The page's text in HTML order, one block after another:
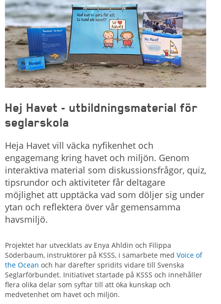
Hej Havet - utbildningsmaterial för
seglarskola
Heja Havet vill väcka nyfikenhet och
engagemang kring havet och miljön. Genom
interaktiva material som diskussionsfrågor, quiz,
tipsrundor och aktiviteter får deltagare
möjlighet att upptäcka vad som döljer sig under
ytan och reflektera över vår gemensamma
havsmiljö.
Projektet har utvecklats av Enya Ahldin och Filippa
Söderbaum, instruktörer på KSSS, i samarbete med Voice of
the Ocean och har därefter spridits vidare till Svenska
Seglarförbundet. Initiativet startade på KSSS och innehåller
flera olika delar som syftar till att öka kunskap och
medvetenhet om havet och miljön.